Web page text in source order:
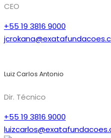
CEO
+55 19 3816 9000
Luiz Carlos Antonio
Dir. Técnico
+55 19 3816 9000